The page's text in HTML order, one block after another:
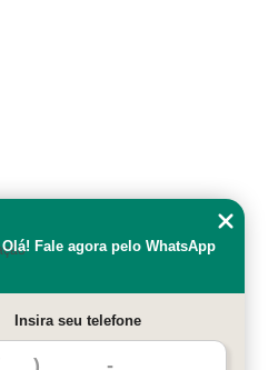
Olá! Fale agora pelo WhatsApp
Insira seu telefone